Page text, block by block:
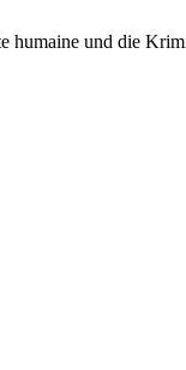
humaine und die